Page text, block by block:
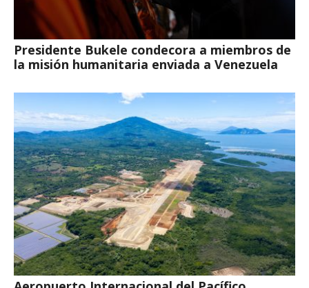
Presidente Bukele condecora a miembros de
la misión humanitaria enviada a Venezuela